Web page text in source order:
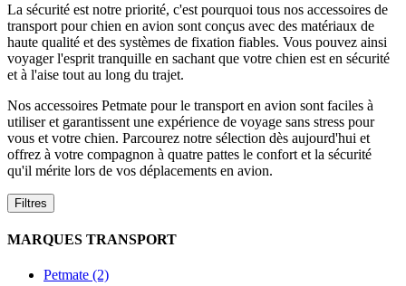
La sécurité est notre priorité, c'est pourquoi tous nos accessoires de
transport pour chien en avion sont conçus avec des matériaux de
haute qualité et des systèmes de fixation fiables. Vous pouvez ainsi
voyager l'esprit tranquille en sachant que votre chien est en sécurité
et à l'aise tout au long du trajet.
Nos accessoires Petmate pour le transport en avion sont faciles à
utiliser et garantissent une expérience de voyage sans stress pour
vous et votre chien. Parcourez notre sélection dès aujourd'hui et
offrez à votre compagnon à quatre pattes le confort et la sécurité
qu'il mérite lors de vos déplacements en avion.
Filtres
MARQUES TRANSPORT
Petmate (2)